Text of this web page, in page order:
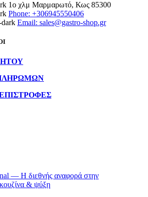
1ο χλμ Μαρμαρωτό, Κως 85300
Phone: +306945550406
Email: sales@gastro-shop.gr
— Η διεθνής αναφορά στην
& ψύξη